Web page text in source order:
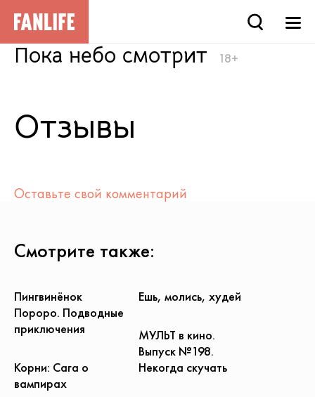
Пока небо смотрит 18+
Отзывы
Оставьте свой комментарий
Смотрите также:
Пингвинёнок
Пороро. Подводные
приключения
Ешь, молись, худей
МУЛЬТ в кино.
Выпуск №198.
Некогда скучать
Корни: Сага о
вампирах